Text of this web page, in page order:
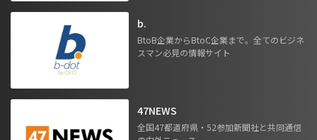
b.
BtoB企業からBtoC企業まで。全てのビジネ
スマン必見の情報サイト
47NEWS
全国47都道府県・52参加新聞社と共同通信